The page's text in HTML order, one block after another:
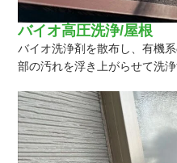
バイオ高圧洗浄/屋根
バイオ洗浄剤を散布し、有機
部の汚れを浮き上がらせて洗浄